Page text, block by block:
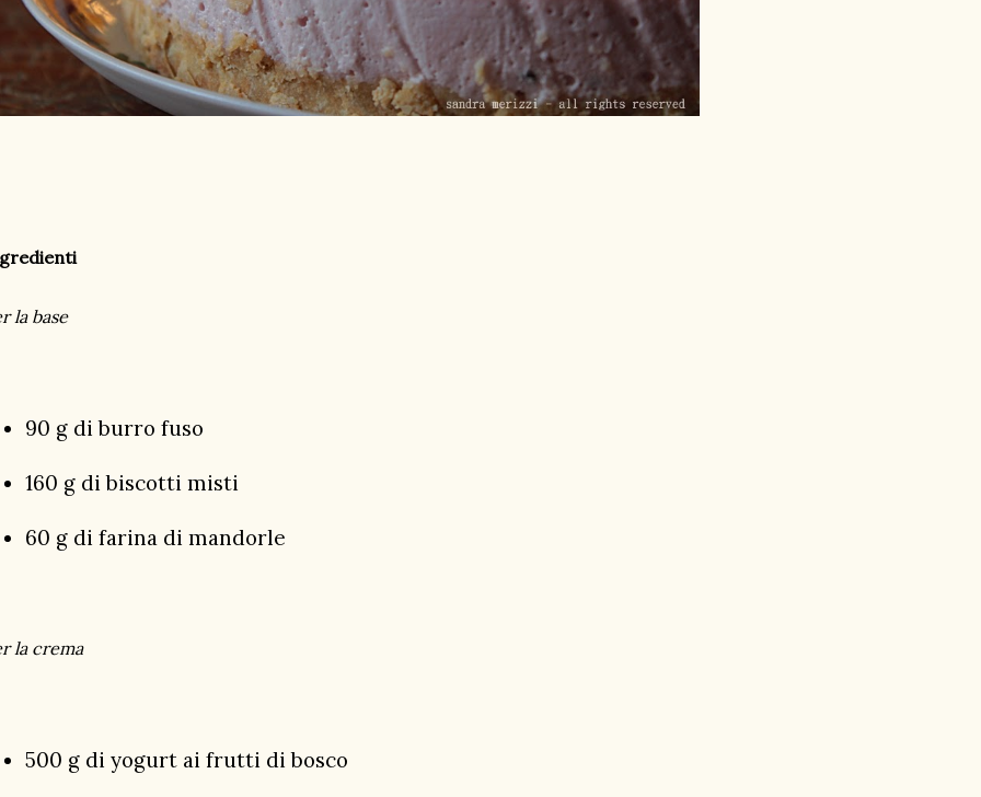
la base
90 g di burro fuso
160 g di biscotti misti
60 g di farina di mandorle
la crema
500 g di yogurt ai frutti di bosco